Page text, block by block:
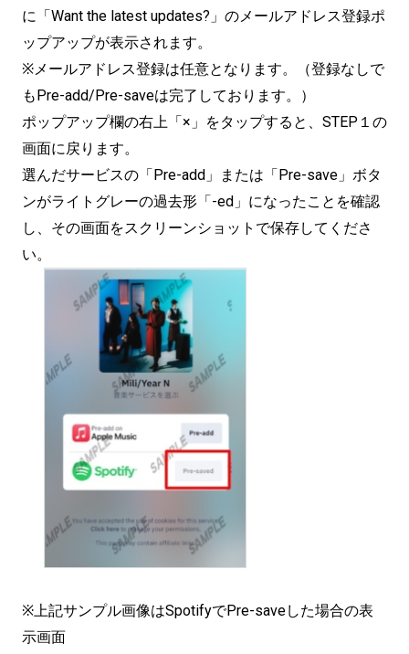
に「Want the latest updates?」のメールアドレス登録ポ
ップアップが表示されます。
※メールアドレス登録は任意となります。（登録なしで
もPre-add/Pre-saveは完了しております。）
ポップアップ欄の右上「×」をタップすると、STEP１の
画面に戻ります。
選んだサービスの「Pre-add」または「Pre-save」ボタ
ンがライトグレーの過去形「-ed」になったことを確認
し、その画面をスクリーンショットで保存してくださ
い。
※上記サンプル画像はSpotifyでPre-saveした場合の表
示画面